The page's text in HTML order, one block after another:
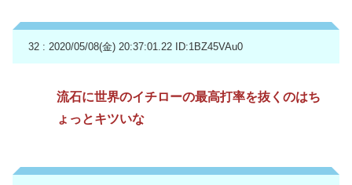
32 : 2020/05/08(金) 20:37:01.22 ID:1BZ45VAu0
流石に世界のイチローの最高打率を抜くのはち
ょっとキツいな